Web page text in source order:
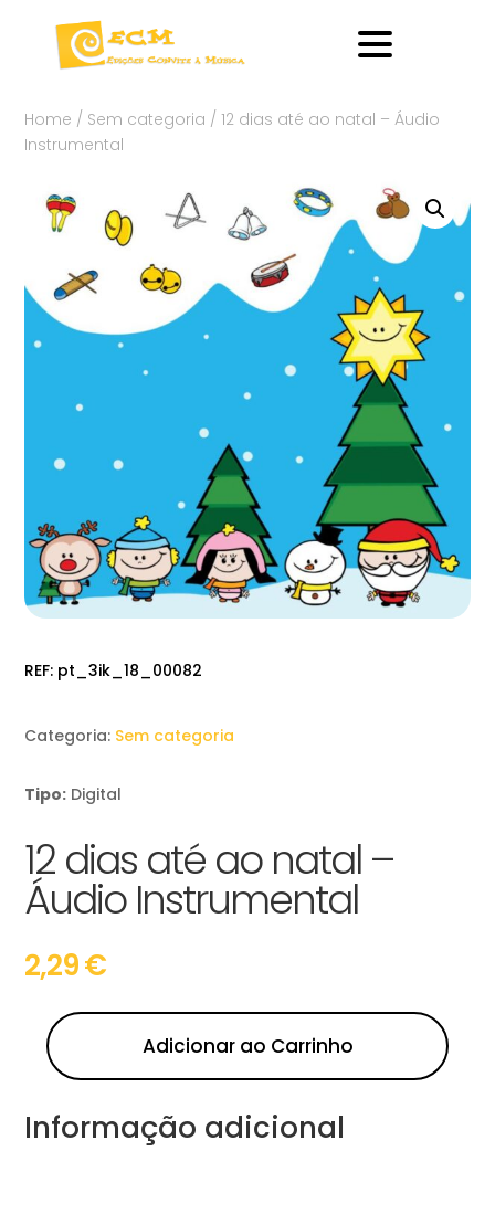
Home / Sem categoria / 12 dias até ao natal – Áudio
Instrumental
REF: pt_3ik_18_00082
Categoria: Sem categoria
Tipo: Digital
12 dias até ao natal –
Áudio Instrumental
2,29€
Adicionar ao Carrinho
Informação adicional